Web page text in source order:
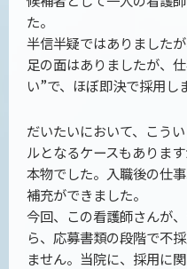
た。
半信半疑ではありました
足の面はありましたが、
い”で、ほぼ即決で採用し
だいたいにおいて、こう
ルとなるケースもありま
本物でした。入職後の仕
補充ができました。
今回、この看護師さんが
ら、応募書類の段階で不
ません。当院に、採用に